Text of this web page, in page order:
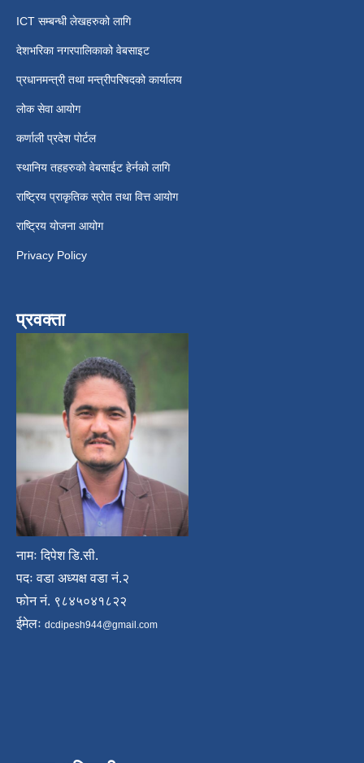
ICT सम्बन्धी लेखहरुको लागि
देशभरिका नगरपालिकाको वेबसाइट
प्रधानमन्त्री तथा मन्त्रीपरिषदको कार्यालय
लोक सेवा आयोग
कर्णाली प्रदेश पोर्टल
स्थानिय तहहरुको वेबसाईट हेर्नको लागि
राष्ट्रिय प्राकृतिक स्रोत तथा वित्त आयोग
राष्ट्रिय योजना आयोग
Privacy Policy
प्रवक्ता
नामः दिपेश डि.सी.
पदः वडा अध्यक्ष वडा नं.२
फोन नं. ९८४५०४१८२२
ईमेलः dcdipesh944@gmail.com